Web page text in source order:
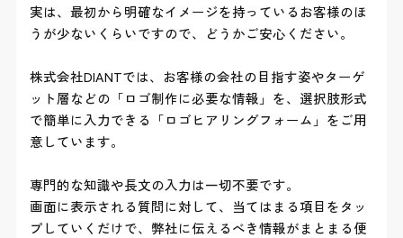
実は、最初から明確なイメージを持っているお客様のほ
うが少ないくらいですので、どうかご安心ください。
株式会社DIANTでは、お客様の会社の目指す姿やターゲ
ット層などの「ロゴ制作に必要な情報」を、選択肢形式
で簡単に入力できる「ロゴヒアリングフォーム」をご用
意しています。
専門的な知識や長文の入力は一切不要です。
画面に表示される質問に対して、当てはまる項目をタッ
プしていくだけで、弊社に伝えるべき情報がまとまる便